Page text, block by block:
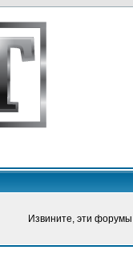
Извините, эти